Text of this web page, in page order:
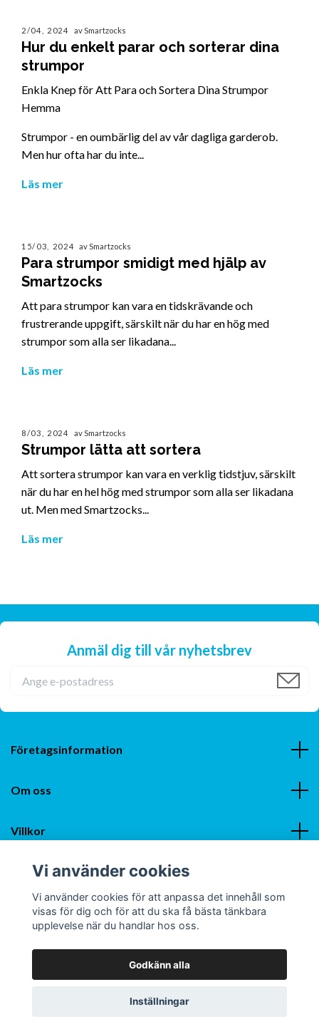
2/04, 2024 av Smartzocks
Hur du enkelt parar och sorterar dina
strumpor
Enkla Knep för Att Para och Sortera Dina Strumpor
Hemma
Strumpor - en oumbärlig del av vår dagliga garderob.
Men hur ofta har du inte...
Läs mer
15/03, 2024 av Smartzocks
Para strumpor smidigt med hjälp av
Smartzocks
Att para strumpor kan vara en tidskrävande och
frustrerande uppgift, särskilt när du har en hög med
strumpor som alla ser likadana...
Läs mer
8/03, 2024 av Smartzocks
Strumpor lätta att sortera
Att sortera strumpor kan vara en verklig tidstjuv, särskilt
när du har en hel hög med strumpor som alla ser likadana
ut. Men med Smartzocks...
Läs mer
Anmäl dig till vår nyhetsbrev
Företagsinformation
Om oss
Villkor
Sociala medier
© 2026 Smartzocks - Sveriges Bästa Strumpor
Vi använder cookies
Vi använder cookies för att anpassa det innehåll som
visas för dig och för att du ska få bästa tänkbara
upplevelse när du handlar hos oss.
Godkänn alla
Inställningar